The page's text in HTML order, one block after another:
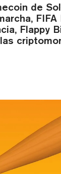
de
Flappy